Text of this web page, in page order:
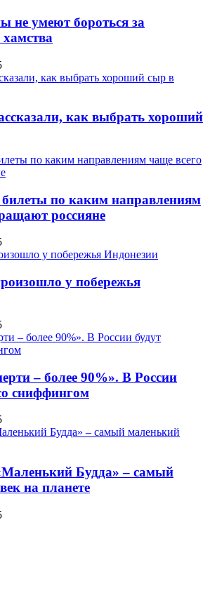
не умеют бороться за
как выбрать хороший
билеты по каким направлениям
россияне
у побережья
– более 90%». В России
сниффингом
Будда» – самый
на планете